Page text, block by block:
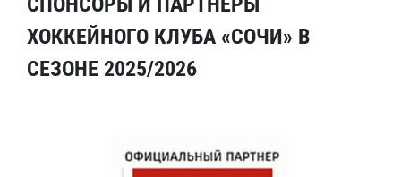
ХОККЕЙНОГО КЛУБА «СОЧИ» В
СЕЗОНЕ 2025/2026